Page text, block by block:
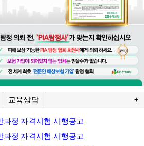
교육상담 +
과정 자격시험 시행공고
과정 자격시험 시행공고